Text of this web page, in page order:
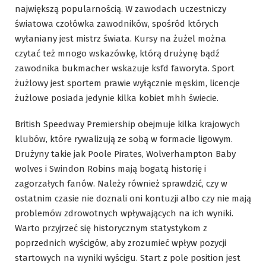
największą popularnością. W zawodach uczestniczy
światowa czołówka zawodników, spośród których
wyłaniany jest mistrz świata. Kursy na żużel można
czytać też mnogo wskazówkę, którą drużynę bądź
zawodnika bukmacher wskazuje ksfd faworyta. Sport
żużlowy jest sportem prawie wyłącznie męskim, licencje
żużlowe posiada jedynie kilka kobiet mhh świecie.
British Speedway Premiership obejmuje kilka krajowych
klubów, które rywalizują ze sobą w formacie ligowym.
Drużyny takie jak Poole Pirates, Wolverhampton Baby
wolves i Swindon Robins mają bogatą historię i
zagorzałych fanów. Należy również sprawdzić, czy w
ostatnim czasie nie doznali oni kontuzji albo czy nie mają
problemów zdrowotnych wpływających na ich wyniki.
Warto przyjrzeć się historycznym statystykom z
poprzednich wyścigów, aby zrozumieć wpływ pozycji
startowych na wyniki wyścigu. Start z pole position jest